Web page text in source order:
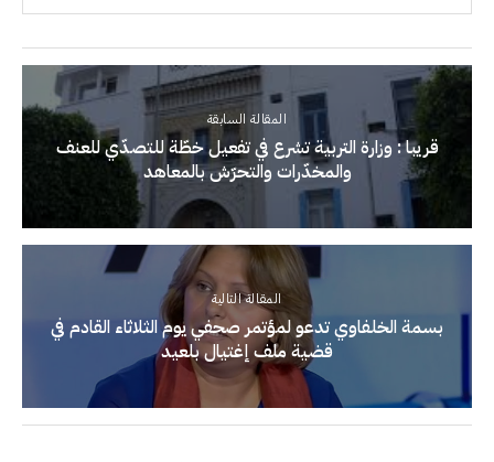
المقالة السابقة
قريبا : وزارة التربية تشرع في تفعيل خطّة للتصدّي للعنف
والمخدّرات والتحرّش بالمعاهد
المقالة التالية
بسمة الخلفاوي تدعو لمؤتمر صحفي يوم الثلاثاء القادم في
قضية ملف إغتيال بلعيد